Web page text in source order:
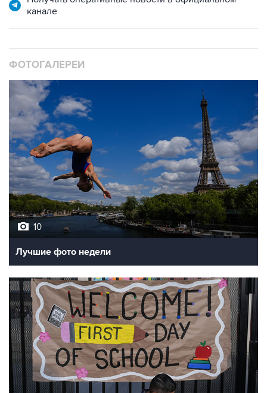
10
Лучшие фото недели